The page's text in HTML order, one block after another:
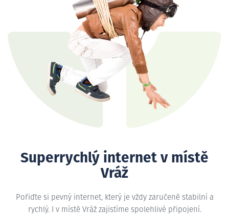
Superrychlý internet v místě
Vráž
Pořiďte si pevný internet, který je vždy zaručeně stabilní a
rychlý. I v místě Vráž zajistíme spolehlivé připojení.